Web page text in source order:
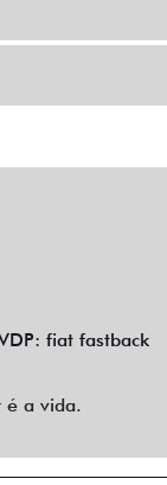
fiat fastback
é a vida.